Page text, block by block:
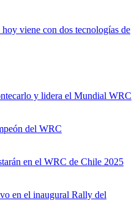
viene con dos tecnologías de
y lidera el Mundial WRC
del WRC
en el WRC de Chile 2025
en el inaugural Rally del